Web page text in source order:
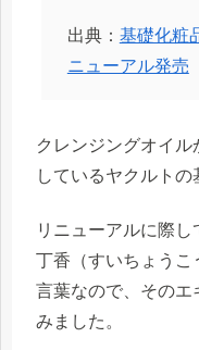
出典： 基礎化粧
ニューアル発売
クレンジングオイ
しているヤクルトの
リニューアルに際
丁香（すいちょうこ
言葉なので、そのエ
みました。